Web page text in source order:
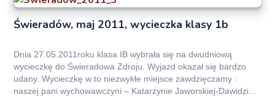
Świeradów, maj 2011, wycieczka klasy 1b
Dnia 27.05.2011roku klasa IB wybrała się na dwudniową
wycieczkę do Świeradowa Zdroju. Wyjazd okazał się bardzo
udany. Wycieczkę w to niezwykłe miejsce zawdzięczamy :
naszej pani wychowawczyni – Katarzynie Jaworskiej-Dawidziuk,